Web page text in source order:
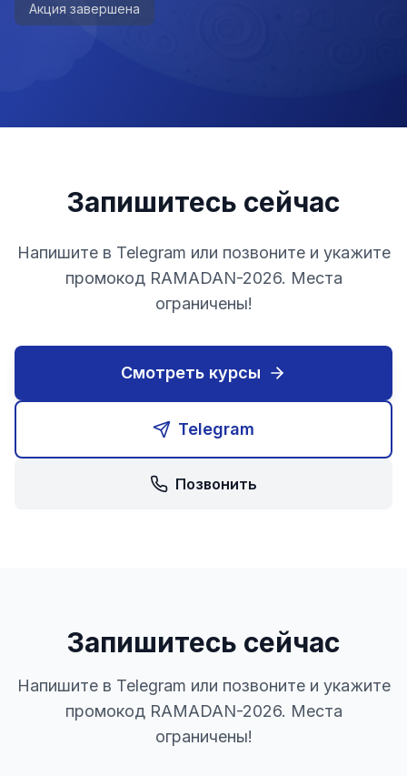
Акция завершена
Запишитесь сейчас
Напишите в Telegram или позвоните и укажите
промокод RAMADAN-2026. Места
ограничены!
Смотреть курсы
Telegram
Позвонить
Запишитесь сейчас
Напишите в Telegram или позвоните и укажите
промокод RAMADAN-2026. Места
ограничены!